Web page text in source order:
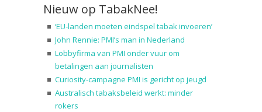
Nieuw op TabakNee!
‘EU-landen moeten eindspel tabak invoeren’
John Rennie: PMI’s man in Nederland
Lobbyfirma van PMI onder vuur om
betalingen aan journalisten
Curiosity-campagne PMI is gericht op jeugd
Australisch tabaksbeleid werkt: minder
rokers